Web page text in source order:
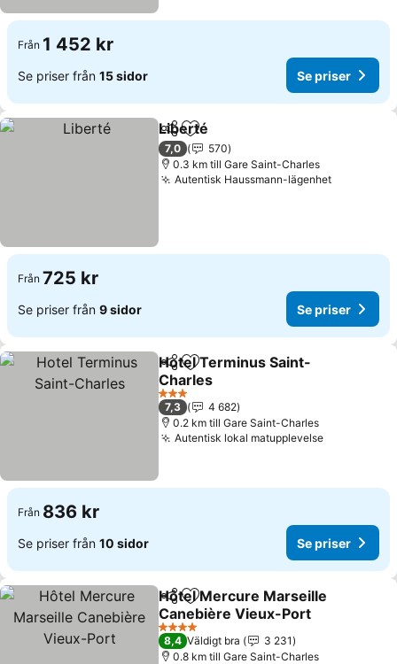
Från 1 452 kr
Se priser från 15 sidor Se priser
Dela Lägg till i Mina Favoriter
Liberté
7,0
570
0.3 km till Gare Saint-Charles
Autentisk Haussmann-lägenhet
Från 725 kr
Se priser från 9 sidor Se priser
Dela Lägg till i Mina Favoriter
Hotel Terminus Saint-
Charles
3 Stjärnor
7,3
4 682
0.2 km till Gare Saint-Charles
Autentisk lokal matupplevelse
Från 836 kr
Se priser från 10 sidor Se priser
Dela Lägg till i Mina Favoriter
Hôtel Mercure Marseille
Canebière Vieux-Port
4 Stjärnor
8,4 Väldigt bra
3 231
0.8 km till Gare Saint-Charles